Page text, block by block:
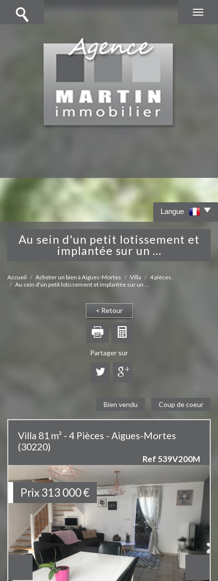
Langue
au sein d'un petit lotissement et
implantée sur un ...
Accueil Acheter un bien à Aigues-Mortes Villa
4 pièces.
Au sein d'un petit lotissement et implantée sur un ...
< Retour
Partager sur
Bien vendu Coup de coeur
Villa 81 m² - 4 Pièces - Aigues-Mortes
(30220)
Ref 539V200M
Prix313 000€